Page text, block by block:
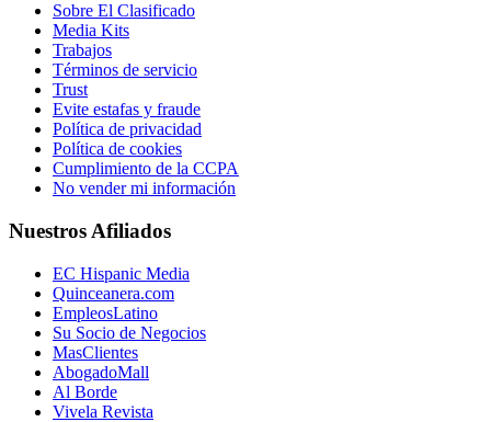
Sobre El Clasificado
Media Kits
Trabajos
Términos de servicio
Trust
Evite estafas y fraude
Política de privacidad
Política de cookies
Cumplimiento de la CCPA
No vender mi información
Nuestros Afiliados
EC Hispanic Media
Quinceanera.com
EmpleosLatino
Su Socio de Negocios
MasClientes
AbogadoMall
Al Borde
Vivela Revista